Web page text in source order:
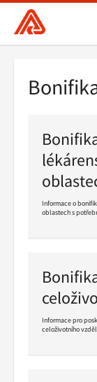
Všeobecná
zdravotní
hlavní
Drobečková
navigace
Informace o
oblastech s
Informace pro
celoživotního